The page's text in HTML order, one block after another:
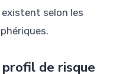
existent selon les
de risque